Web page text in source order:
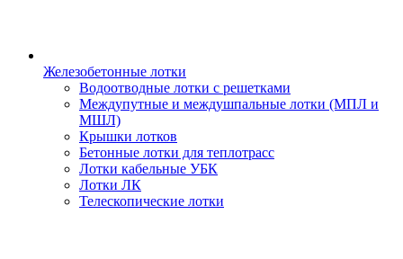
Железобетонные лотки
Водоотводные лотки с решетками
Междупутные и междушпальные лотки (МПЛ и
МШЛ)
Крышки лотков
Бетонные лотки для теплотрасс
Лотки кабельные УБК
Лотки ЛК
Телескопические лотки